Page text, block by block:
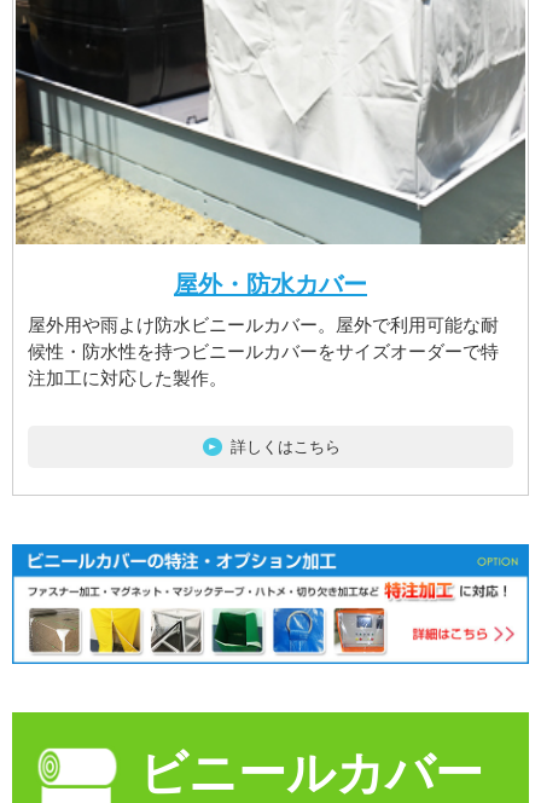
屋外・防水カバー
屋外用や雨よけ防水ビニールカバー。屋外で利用可能な耐
候性・防水性を持つビニールカバーをサイズオーダーで特
注加工に対応した製作。
詳しくはこちら
ビニールカバー